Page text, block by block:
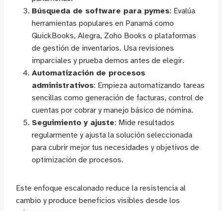
Búsqueda de software para pymes: Evalúa
herramientas populares en Panamá como
QuickBooks, Alegra, Zoho Books o plataformas
de gestión de inventarios. Usa revisiones
imparciales y prueba demos antes de elegir.
Automatización de procesos
administrativos: Empieza automatizando tareas
sencillas como generación de facturas, control de
cuentas por cobrar y manejo básico de nómina.
Seguimiento y ajuste: Mide resultados
regularmente y ajusta la solución seleccionada
para cubrir mejor tus necesidades y objetivos de
optimización de procesos.
Este enfoque escalonado reduce la resistencia al
cambio y produce beneficios visibles desde los